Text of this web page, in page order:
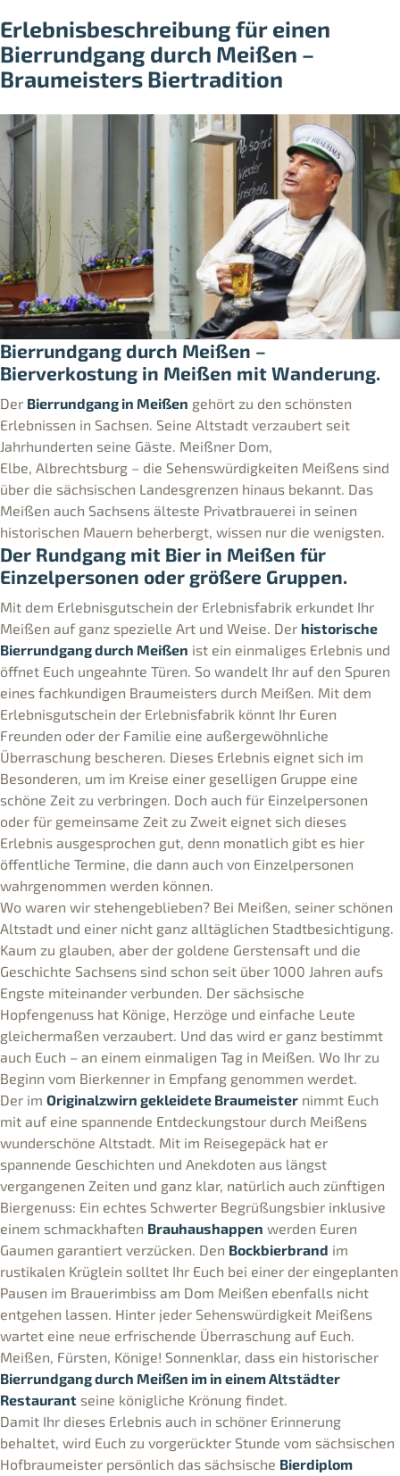
Erlebnisbeschreibung für einen
Bierrundgang durch Meißen –
Braumeisters Biertradition
Bierrundgang durch Meißen –
Bierverkostung in Meißen mit Wanderung.
Der Bierrundgang in Meißen gehört zu den schönsten
Erlebnissen in Sachsen. Seine Altstadt verzaubert seit
Jahrhunderten seine Gäste. Meißner Dom,
Elbe, Albrechtsburg – die Sehenswürdigkeiten Meißens sind
über die sächsischen Landesgrenzen hinaus bekannt. Das
Meißen auch Sachsens älteste Privatbrauerei in seinen
historischen Mauern beherbergt, wissen nur die wenigsten.
Der Rundgang mit Bier in Meißen für
Einzelpersonen oder größere Gruppen.
Mit dem Erlebnisgutschein der Erlebnisfabrik erkundet Ihr
Meißen auf ganz spezielle Art und Weise. Der historische
Bierrundgang durch Meißen ist ein einmaliges Erlebnis und
öffnet Euch ungeahnte Türen. So wandelt Ihr auf den Spuren
eines fachkundigen Braumeisters durch Meißen. Mit dem
Erlebnisgutschein der Erlebnisfabrik könnt Ihr Euren
Freunden oder der Familie eine außergewöhnliche
Überraschung bescheren. Dieses Erlebnis eignet sich im
Besonderen, um im Kreise einer geselligen Gruppe eine
schöne Zeit zu verbringen. Doch auch für Einzelpersonen
oder für gemeinsame Zeit zu Zweit eignet sich dieses
Erlebnis ausgesprochen gut, denn monatlich gibt es hier
öffentliche Termine, die dann auch von Einzelpersonen
wahrgenommen werden können.
Wo waren wir stehengeblieben? Bei Meißen, seiner schönen
Altstadt und einer nicht ganz alltäglichen Stadtbesichtigung.
Kaum zu glauben, aber der goldene Gerstensaft und die
Geschichte Sachsens sind schon seit über 1000 Jahren aufs
Engste miteinander verbunden. Der sächsische
Hopfengenuss hat Könige, Herzöge und einfache Leute
gleichermaßen verzaubert. Und das wird er ganz bestimmt
auch Euch – an einem einmaligen Tag in Meißen. Wo Ihr zu
Beginn vom Bierkenner in Empfang genommen werdet.
Der im Originalzwirn gekleidete Braumeister nimmt Euch
mit auf eine spannende Entdeckungstour durch Meißens
wunderschöne Altstadt. Mit im Reisegepäck hat er
spannende Geschichten und Anekdoten aus längst
vergangenen Zeiten und ganz klar, natürlich auch zünftigen
Biergenuss: Ein echtes Schwerter Begrüßungsbier inklusive
einem schmackhaften Brauhaushappen werden Euren
Gaumen garantiert verzücken. Den Bockbierbrand im
rustikalen Krüglein solltet Ihr Euch bei einer der eingeplanten
Pausen im Brauerimbiss am Dom Meißen ebenfalls nicht
entgehen lassen. Hinter jeder Sehenswürdigkeit Meißens
wartet eine neue erfrischende Überraschung auf Euch.
Meißen, Fürsten, Könige! Sonnenklar, dass ein historischer
Bierrundgang durch Meißen im in einem Altstädter
Restaurant seine königliche Krönung findet.
Damit Ihr dieses Erlebnis auch in schöner Erinnerung
behaltet, wird Euch zu vorgerückter Stunde vom sächsischen
Hofbraumeister persönlich das sächsische Bierdiplom